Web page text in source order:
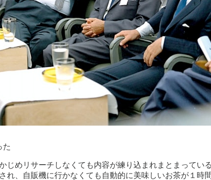
た
じめリサーチしなくても内容が練り込まれまとまって
れ、自販機に行かなくても自動的に美味しいお茶が１